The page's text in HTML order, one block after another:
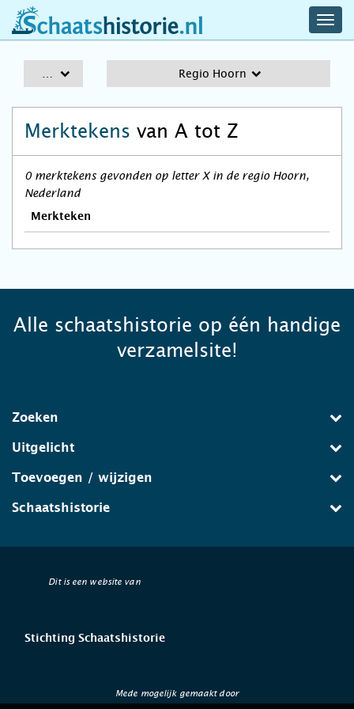
schaatshistorie.nl
Regio Hoorn
Merktekens van A tot Z
0 merktekens gevonden op letter X in de regio Hoorn,
Nederland
Merkteken
Alle schaatshistorie op één handige
verzamelsite!
Zoeken
Uitgelicht
Toevoegen / wijzigen
Schaatshistorie
Dit is een website van
Stichting Schaatshistorie
Mede mogelijk gemaakt door